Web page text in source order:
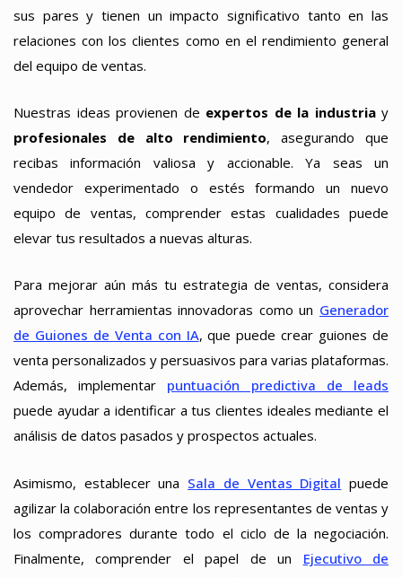
sus pares y tienen un impacto significativo tanto en las
relaciones con los clientes como en el rendimiento general
del equipo de ventas.
Nuestras ideas provienen de expertos de la industriay
profesionales de alto rendimiento, asegurando que
recibas información valiosa y accionable. Ya seas un
vendedor experimentado o estés formando un nuevo
equipo de ventas, comprender estas cualidades puede
elevar tus resultados a nuevas alturas.
Para mejorar aún más tu estrategia de ventas, considera
aprovechar herramientas innovadoras como un Generador
de Guiones de Venta con IA, que puede crear guiones de
venta personalizados y persuasivos para varias plataformas.
Además, implementar puntuación predictiva de leads
puede ayudar a identificar a tus clientes ideales mediante el
análisis de datos pasados y prospectos actuales.
Asimismo, establecer una Sala de Ventas Digital puede
agilizar la colaboración entre los representantes de ventas y
los compradores durante todo el ciclo de la negociación.
Finalmente, comprender el papel de un Ejecutivo de